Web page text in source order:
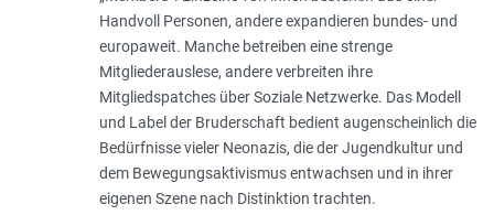
Handvoll Personen, andere expandieren bundes- und
europaweit. Manche betreiben eine strenge
Mitgliederauslese, andere verbreiten ihre
Mitgliedspatches über Soziale Netzwerke. Das Modell
und Label der Bruderschaft bedient augenscheinlich die
Bedürfnisse vieler Neonazis, die der Jugendkultur und
dem Bewegungsaktivismus entwachsen und in ihrer
eigenen Szene nach Distinktion trachten.